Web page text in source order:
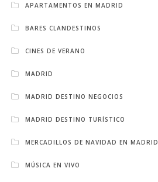
APARTAMENTOS EN MADRID
BARES CLANDESTINOS
CINES DE VERANO
MADRID
MADRID DESTINO NEGOCIOS
MADRID DESTINO TURÍSTICO
MERCADILLOS DE NAVIDAD EN MADRID
MÚSICA EN VIVO